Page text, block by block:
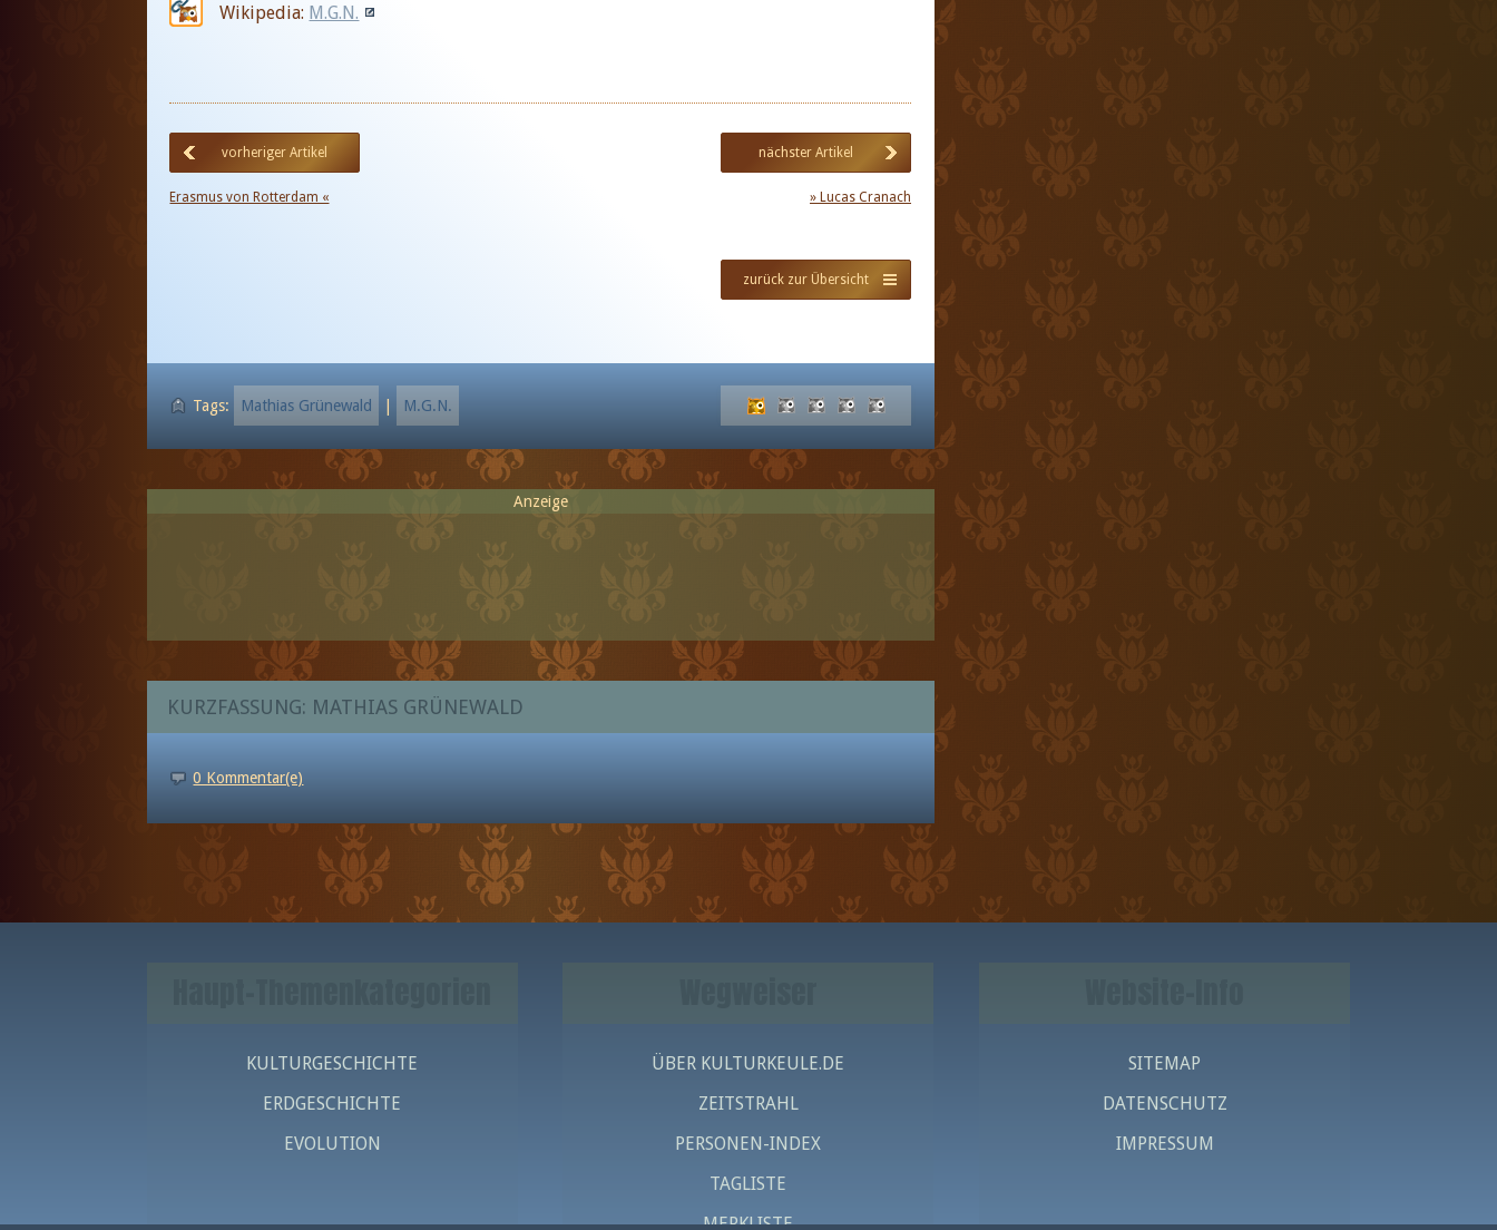
Wikipedia: M.G.N.
vorheriger Artikel
Erasmus von Rotterdam «
nächster Artikel
» Lucas Cranach
zurück zur Übersicht
Tags: Mathias Grünewald M.G.N.
Anzeige
KURZFASSUNG: MATHIAS GRÜNEWALD
0 Kommentar(e)
KULTURGESCHICHTE
ERDGESCHICHTE
EVOLUTION
ÜBER KULTURKEULE.DE
ZEITSTRAHL
PERSONEN-INDEX
TAGLISTE
MERKLISTE
SITEMAP
DATENSCHUTZ
IMPRESSUM